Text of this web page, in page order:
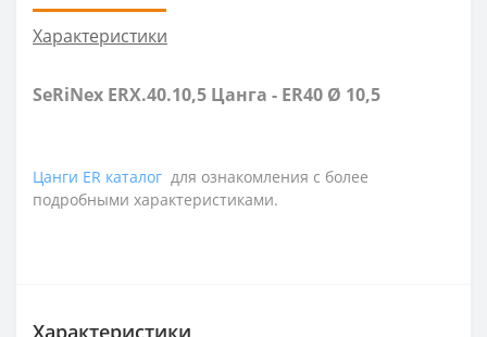
Характеристики
SeRiNex ERX.40.10,5 Цанга - ER40 Ø 10,5
Цанги ER каталог для ознакомления с более
подробными характеристиками.
Характеристики